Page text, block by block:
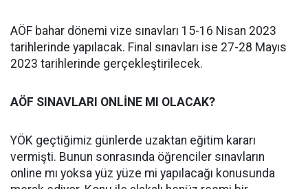
AÖF bahar dönemi vize sınavları 15-16 Nisan 2023
tarihlerinde yapılacak. Final sınavları ise 27-28 Mayıs
2023 tarihlerinde gerçekleştirilecek.
AÖF SINAVLARI ONLİNE MI OLACAK?
YÖK geçtiğimiz günlerde uzaktan eğitim kararı
vermişti. Bunun sonrasında öğrenciler sınavların
online mı yoksa yüz yüze mi yapılacağı konusunda